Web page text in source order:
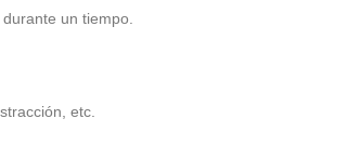
un tiempo.
etc.